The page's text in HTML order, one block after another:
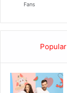
Fans
Popular